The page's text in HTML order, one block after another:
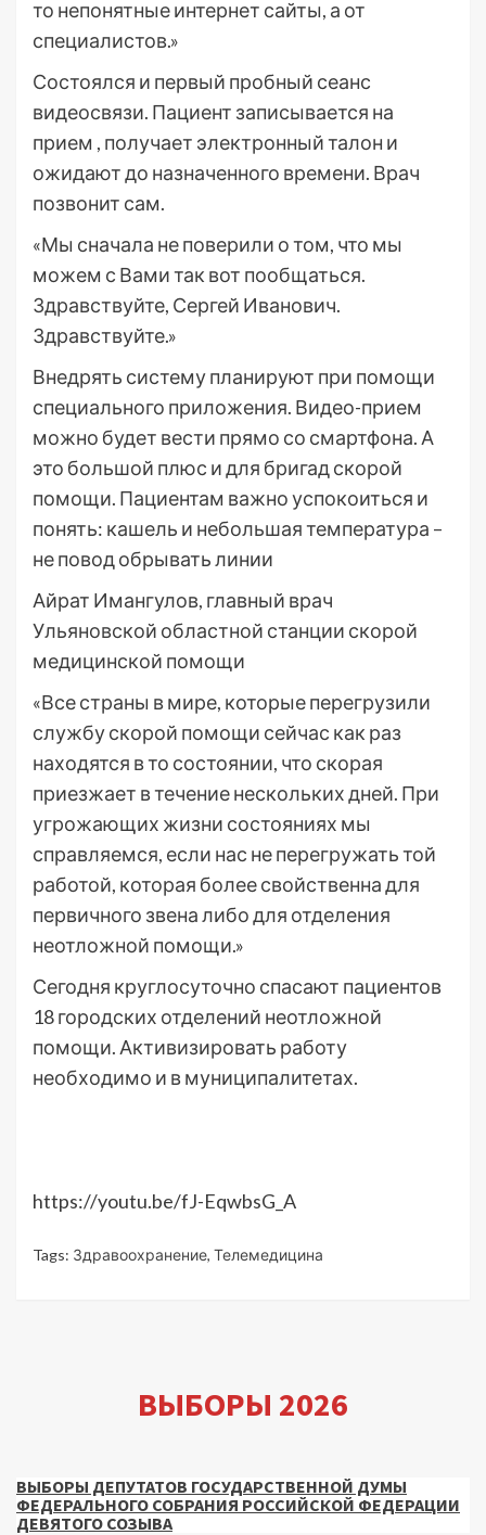
то непонятные интернет сайты, а от
специалистов.»
Состоялся и первый пробный сеанс
видеосвязи. Пациент записывается на
прием , получает электронный талон и
ожидают до назначенного времени. Врач
позвонит сам.
«Мы сначала не поверили о том, что мы
можем с Вами так вот пообщаться.
Здравствуйте, Сергей Иванович.
Здравствуйте.»
Внедрять систему планируют при помощи
специального приложения. Видео-прием
можно будет вести прямо со смартфона. А
это большой плюс и для бригад скорой
помощи. Пациентам важно успокоиться и
понять: кашель и небольшая температура –
не повод обрывать линии
Айрат Имангулов, главный врач
Ульяновской областной станции скорой
медицинской помощи
«Все страны в мире, которые перегрузили
службу скорой помощи сейчас как раз
находятся в то состоянии, что скорая
приезжает в течение нескольких дней. При
угрожающих жизни состояниях мы
справляемся, если нас не перегружать той
работой, которая более свойственна для
первичного звена либо для отделения
неотложной помощи.»
Сегодня круглосуточно спасают пациентов
18 городских отделений неотложной
помощи. Активизировать работу
необходимо и в муниципалитетах.
https://youtu.be/fJ-EqwbsG_A
Tags: Здравоохранение, Телемедицина
ВЫБОРЫ 2026
ВЫБОРЫ ДЕПУТАТОВ ГОСУДАРСТВЕННОЙ ДУМЫ
ФЕДЕРАЛЬНОГО СОБРАНИЯ РОССИЙСКОЙ ФЕДЕРАЦИИ
ДЕВЯТОГО СОЗЫВА